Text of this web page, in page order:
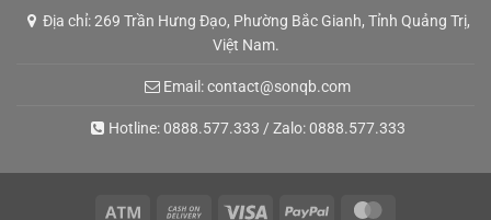
Địa chỉ: 269 Trần Hưng Đạo, Phường Bắc Gianh, Tỉnh Quảng Trị,
Việt Nam.
Email:contact@sonqb.com
Hotline:0888.577.333 / Zalo:0888.577.333
Atm Cash Visa PayPal